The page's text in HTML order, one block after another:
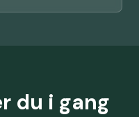
du i gang